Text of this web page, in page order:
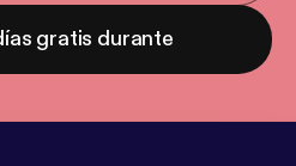
gratis durante